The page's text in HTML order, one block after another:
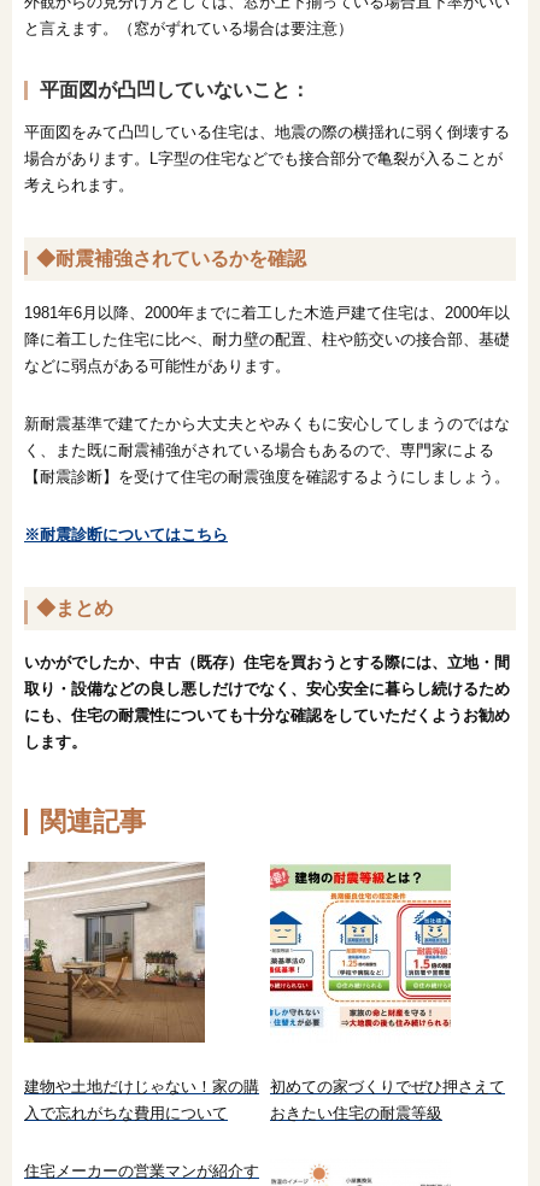
と言えます。（窓がずれている場合は要注意）
平面図が凸凹していないこと：
平面図をみて凸凹している住宅は、地震の際の横揺れに弱く倒壊する
場合があります。L字型の住宅などでも接合部分で亀裂が入ることが
考えられます。
◆耐震補強されているかを確認
1981年6月以降、2000年までに着工した木造戸建て住宅は、2000年以
降に着工した住宅に比べ、耐力壁の配置、柱や筋交いの接合部、基礎
などに弱点がある可能性があります。
新耐震基準で建てたから大丈夫とやみくもに安心してしまうのではな
く、また既に耐震補強がされている場合もあるので、専門家による
【耐震診断】を受けて住宅の耐震強度を確認するようにしましょう。
※耐震診断についてはこちら
◆まとめ
いかがでしたか、中古（既存）住宅を買おうとする際には、立地・間
取り・設備などの良し悪しだけでなく、安心安全に暮らし続けるため
にも、住宅の耐震性についても十分な確認をしていただくようお勧め
します。
関連記事
建物や土地だけじゃない！家の購
入で忘れがちな費用について
初めての家づくりでぜひ押さえて
おきたい住宅の耐震等級
住宅メーカーの営業マンが紹介す